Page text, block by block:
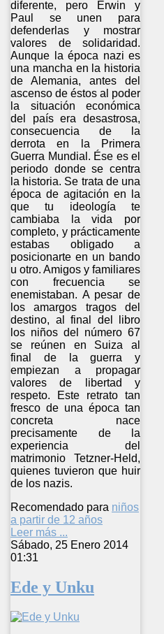
diferente, pero Erwin y
Paul se unen para
defenderlas y mostrar
valores de solidaridad.
Aunque la época nazi es
una mancha en la historia
de Alemania, antes del
ascenso de éstos al poder
la situación económica
del país era desastrosa,
consecuencia de la
derrota en la Primera
Guerra Mundial. Ése es el
periodo donde se centra
la historia. Se trata de una
época de agitación en la
que tu ideología te
cambiaba la vida por
completo, y prácticamente
estabas obligado a
posicionarte en un bando
u otro. Amigos y familiares
con frecuencia se
enemistaban. A pesar de
los amargos tragos del
destino, al final del libro
los niños del número 67
se reúnen en Suiza al
final de la guerra y
empiezan a propagar
valores de libertad y
respeto. Este retrato tan
fresco de una época tan
concreta nace
precisamente de la
experiencia del
matrimonio Tetzner-Held,
quienes tuvieron que huir
de los nazis.
Recomendado para niños
a partir de 12 años
Leer más ...
Sábado, 25 Enero 2014
01:31
Ede y Unku